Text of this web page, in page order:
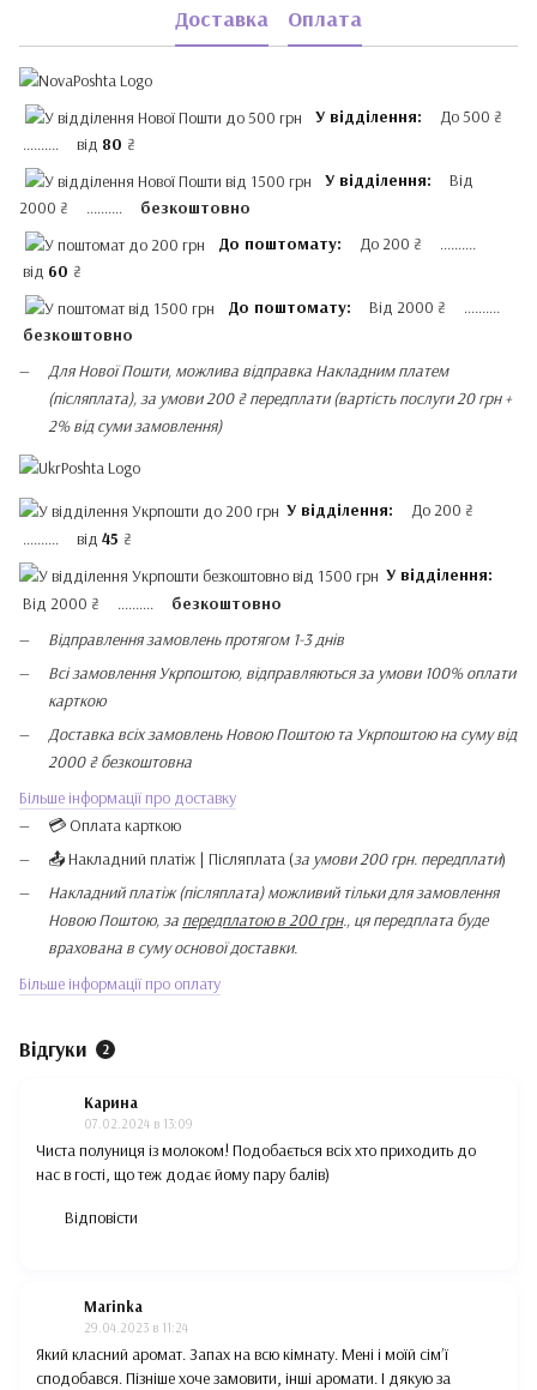
Доставка Оплата
У відділення: До 500 ₴
.......... від 80 ₴
У відділення: Від
2000 ₴ .......... безкоштовно
До поштомату: До 200 ₴ ..........
від 60 ₴
До поштомату: Від 2000 ₴ ..........
безкоштовно
Для Нової Пошти, можлива відправка Накладним платем
(післяплата), за умови 200 ₴ передплати (вартість послуги 20 грн +
2% від суми замовлення)
У відділення: До 200 ₴
.......... від 45 ₴
У відділення:
Від 2000 ₴ .......... безкоштовно
Відправлення замовлень протягом 1-3 днів
Всі замовлення Укрпоштою, відправляються за умови 100% оплати
карткою
Доставка всіх замовлень Новою Поштою та Укрпоштою на суму від
2000 ₴ безкоштовна
Більше інформації про доставку
💳 Оплата карткою
📤 Накладний платіж | Післяплата (за умови 200 грн. передплати)
Накладний платіж (післяплата) можливий тільки для замовлення
Новою Поштою, за передплатою в 200 грн., ця передплата буде
врахована в суму основої доставки.
Більше інформації про оплату
Відгуки 2
Карина
07.02.2024 в 13:09
Чиста полуниця із молоком! Подобається всіх хто приходить до
нас в гості, що теж додає йому пару балів)
Відповісти
Marinka
29.04.2023 в 11:24
Який класний аромат. Запах на всю кімнату. Мені і моїй сімʼї
сподобався. Пізніше хоче замовити, інші аромати. І дякую за